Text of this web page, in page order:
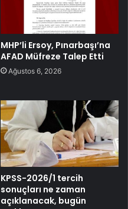
MHP’li Ersoy, Pınarbaşı’na
AFAD Müfreze Talep Etti
Ağustos 6, 2026
KPSS-2026/1 tercih
sonuçları ne zaman
açıklanacak, bugün